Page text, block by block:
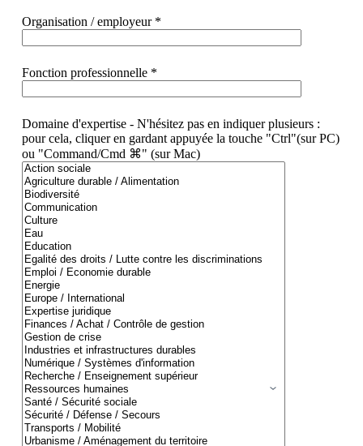
Organisation / employeur *
Fonction professionnelle *
Domaine d'expertise - N'hésitez pas en indiquer plusieurs :
pour cela, cliquer en gardant appuyée la touche "Ctrl"(sur PC)
ou "Command/Cmd ⌘" (sur Mac)